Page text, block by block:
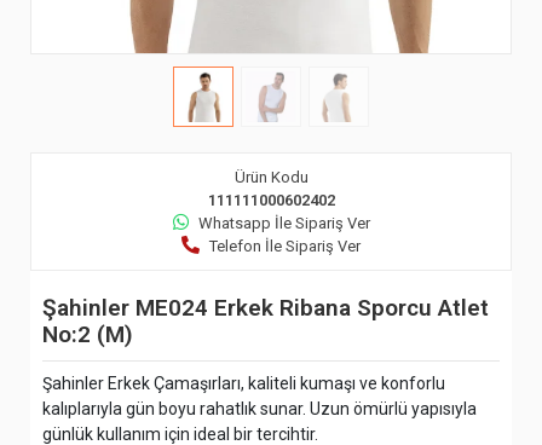
Ürün Kodu
111111000602402
Whatsapp İle Sipariş Ver
Telefon İle Sipariş Ver
Şahinler ME024 Erkek Ribana Sporcu Atlet
No:2 (M)
Şahinler Erkek Çamaşırları, kaliteli kumaşı ve konforlu
kalıplarıyla gün boyu rahatlık sunar. Uzun ömürlü yapısıyla
günlük kullanım için ideal bir tercihtir.